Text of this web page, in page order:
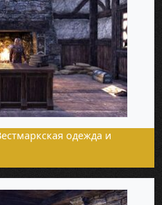
одежда и